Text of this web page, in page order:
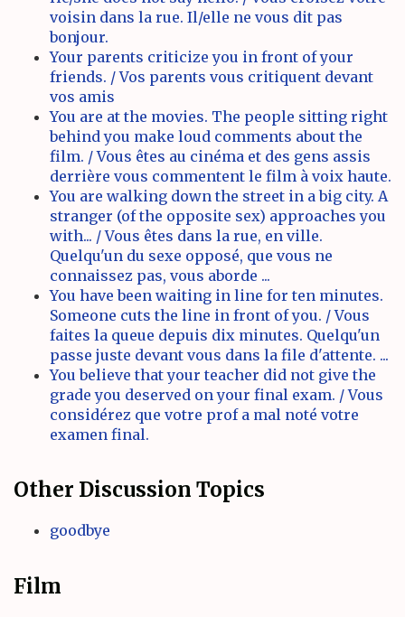
voisin dans la rue. Il/elle ne vous dit pas
bonjour.
Your parents criticize you in front of your
friends. / Vos parents vous critiquent devant
vos amis
You are at the movies. The people sitting right
behind you make loud comments about the
film. / Vous êtes au cinéma et des gens assis
derrière vous commentent le film à voix haute.
You are walking down the street in a big city. A
stranger (of the opposite sex) approaches you
with... / Vous êtes dans la rue, en ville.
Quelqu'un du sexe opposé, que vous ne
connaissez pas, vous aborde ...
You have been waiting in line for ten minutes.
Someone cuts the line in front of you. / Vous
faites la queue depuis dix minutes. Quelqu'un
passe juste devant vous dans la file d'attente. ...
You believe that your teacher did not give the
grade you deserved on your final exam. / Vous
considérez que votre prof a mal noté votre
examen final.
Other Discussion Topics
goodbye
Film